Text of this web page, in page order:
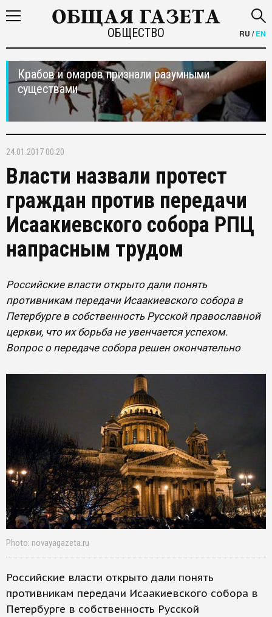
ОБЩЕСТВО RU /EN
Крабов и омаров признали разумными
существами
24.01.2017 00:20
Власти назвали протест
граждан против передачи
Исаакиевского собора РПЦ
напрасным трудом
Российские власти открыто дали понять
противникам передачи Исаакиевского собора в
Петербурге в собственность Русской православной
церкви, что их борьба не увенчается успехом.
Вопрос о передаче собора решен окончательно
Photo: novayagazeta.ru
Российские власти открыто дали понять
противникам передачи Исаакиевского собора в
Петербурге в собственность Русской